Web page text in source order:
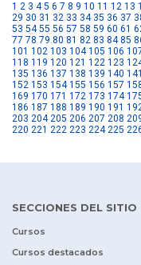
1 2 3 4 5 6 7 8 9 10 11 12 13
29 30 31 32 33 34 35 36 37
53 54 55 56 57 58 59 60 61
77 78 79 80 81 82 83 84 85
101 102 103 104 105 106
118 119 120 121 122 123
135 136 137 138 139 140 141
152 153 154 155 156 157
169 170 171 172 173 174
186 187 188 189 190 191
203 204 205 206 207 208
220 221 222 223 224 225
SECCIONES DEL SITIO
Cursos
Cursos destacados